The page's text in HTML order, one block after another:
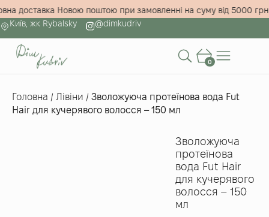
доставка Новою поштою при замовленні на суму від 5000
Київ, жк Rybalsky
@dimkudriv
0
Головна / Лівіни / Зволожуюча протеїнова вода Fut
Hair для кучерявого волосся – 150 мл
Зволожуюча
протеїнова
вода Fut Hair
для кучерявого
волосся – 150
мл